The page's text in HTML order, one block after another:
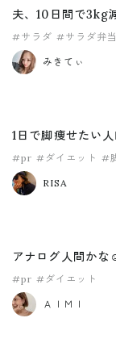
夫、10日間で3kg
#サラダ #サラダ弁当
みきてぃ
1日で脚痩せたい人
#pr #ダイエット #
RISA
アナログ人間か
#pr #ダイエット
ＡＩＭＩ